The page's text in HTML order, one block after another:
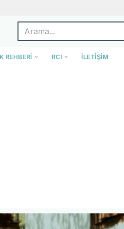
REHBERI RCI İLETIŞIM